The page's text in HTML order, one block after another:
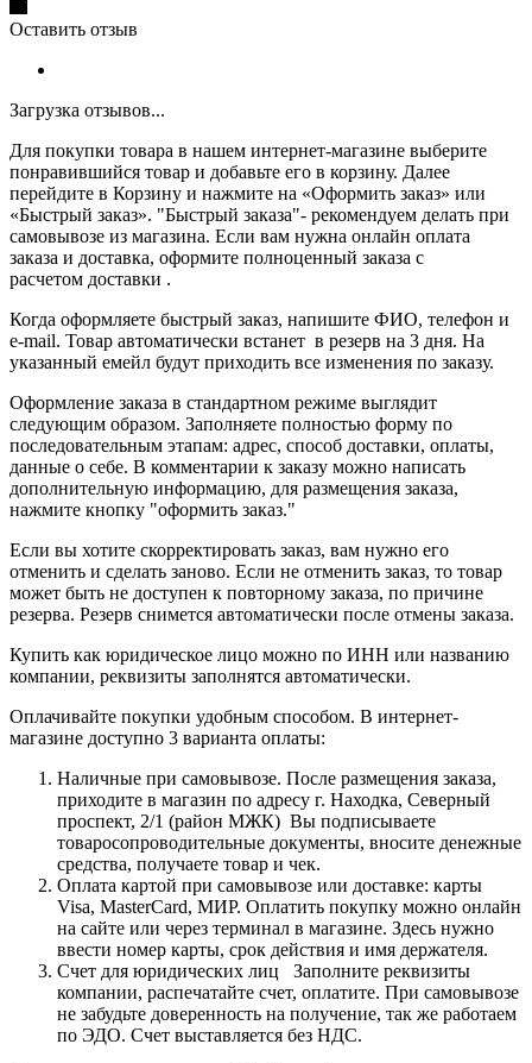
Оставить отзыв
Загрузка отзывов...
Для покупки товара в нашем интернет-магазине выберите
понравившийся товар и добавьте его в корзину. Далее
перейдите в Корзину и нажмите на «Оформить заказ» или
«Быстрый заказ». "Быстрый заказа"- рекомендуем делать при
самовывозе из магазина. Если вам нужна онлайн оплата
заказа и доставка, оформите полноценный заказа с
расчетом доставки .
Когда оформляете быстрый заказ, напишите ФИО, телефон и
e-mail. Товар автоматически встанет в резерв на 3 дня. На
указанный емейл будут приходить все изменения по заказу.
Оформление заказа в стандартном режиме выглядит
следующим образом. Заполняете полностью форму по
последовательным этапам: адрес, способ доставки, оплаты,
данные о себе. В комментарии к заказу можно написать
дополнительную информацию, для размещения заказа,
нажмите кнопку "оформить заказ."
Если вы хотите скорректировать заказ, вам нужно его
отменить и сделать заново. Если не отменить заказ, то товар
может быть не доступен к повторному заказа, по причине
резерва. Резерв снимется автоматически после отмены заказа.
Купить как юридическое лицо можно по ИНН или названию
компании, реквизиты заполнятся автоматически.
Оплачивайте покупки удобным способом. В интернет-
магазине доступно 3 варианта оплаты:
Наличные при самовывозе. После размещения заказа,
приходите в магазин по адресу г. Находка, Северный
проспект, 2/1 (район МЖК) Вы подписываете
товаросопроводительные документы, вносите денежные
средства, получаете товар и чек.
Оплата картой при самовывозе или доставке: карты
Visa, MasterCard, МИР. Оплатить покупку можно онлайн
на сайте или через терминал в магазине. Здесь нужно
ввести номер карты, срок действия и имя держателя.
Счет для юридических лиц Заполните реквизиты
компании, распечатайте счет, оплатите. При самовывозе
не забудьте доверенность на получение, так же работаем
по ЭДО. Счет выставляется без НДС.